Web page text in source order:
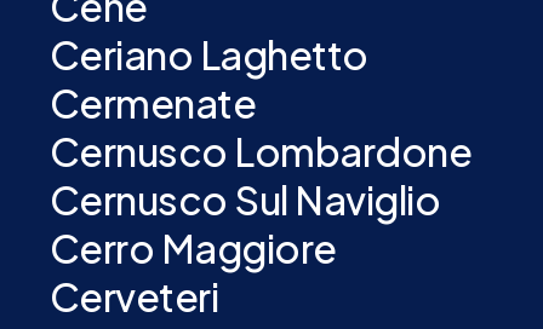
Ceriano Laghetto
Cermenate
Cernusco Lombardone
Cernusco Sul Naviglio
Cerro Maggiore
Cerveteri